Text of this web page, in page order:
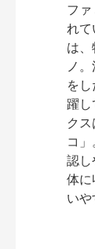
フ
れ
は
ノ
を
躍
ク
コ
認し
体に
いや